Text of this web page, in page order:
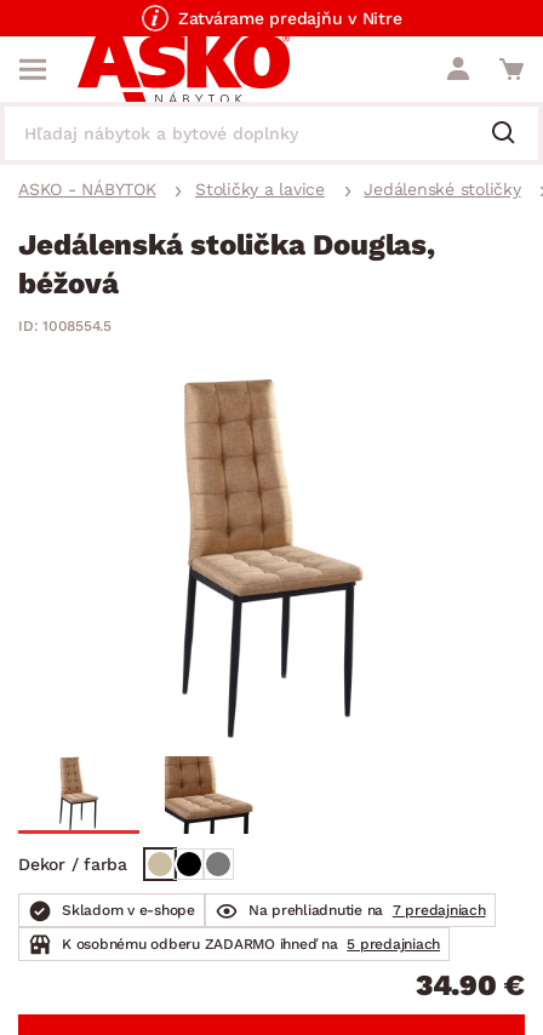
Zatvárame predajňu v Nitre
ASKO - NÁBYTOK Stoličky a lavice Jedálenské stoličky
Jedálenská stolička Douglas,
béžová
ID: 1008554.5
Dekor / farba
Skladom v e-shope Na prehliadnutie na
7 predajniach
K osobnému odberu ZADARMO ihneď na 5 predajniach
34.90 €